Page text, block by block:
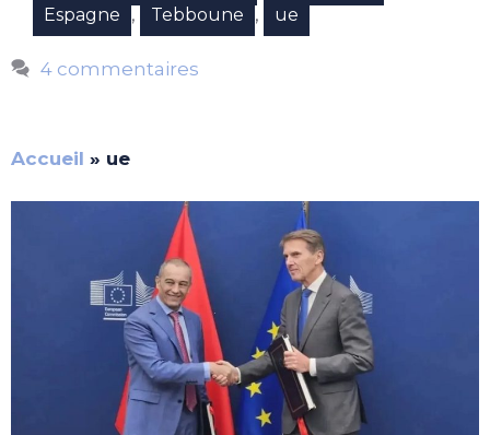
Espagne , Tebboune , ue
4 commentaires
Accueil » ue